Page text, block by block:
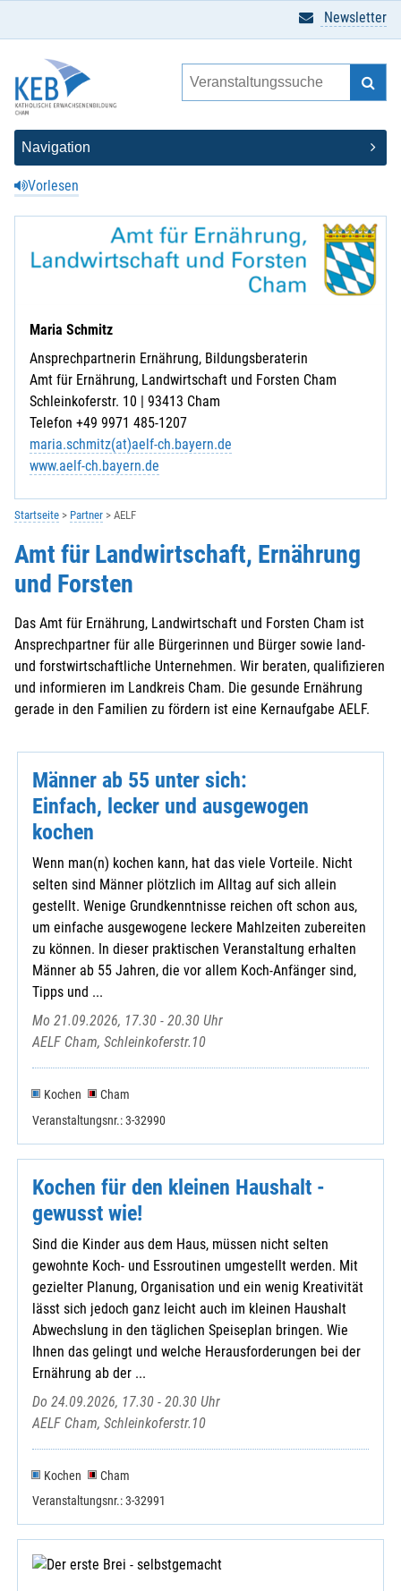
Vorlesen
Newsletter
Maria Schmitz
Ansprechpartnerin Ernährung, Bildungsberaterin
Amt für Ernährung, Landwirtschaft und Forsten Cham
Schleinkoferstr. 10 | 93413 Cham
Telefon +49 9971 485-1207
maria.schmitz(at)aelf-ch.bayern.de
www.aelf-ch.bayern.de
Startseite Partner AELF
Amt für Landwirtschaft, Ernährung
und Forsten
Das Amt für Ernährung, Landwirtschaft und Forsten Cham ist
Ansprechpartner für alle Bürgerinnen und Bürger sowie land-
und forstwirtschaftliche Unternehmen. Wir beraten, qualifizieren
und informieren im Landkreis Cham. Die gesunde Ernährung
gerade in den Familien zu fördern ist eine Kernaufgabe AELF.
Männer ab 55 unter sich:
Einfach, lecker und ausgewogen
kochen
Wenn man(n) kochen kann, hat das viele Vorteile. Nicht
selten sind Männer plötzlich im Alltag auf sich allein
gestellt. Wenige Grundkenntnisse reichen oft schon aus,
um einfache ausgewogene leckere Mahlzeiten zubereiten
zu können. In dieser praktischen Veranstaltung erhalten
Männer ab 55 Jahren, die vor allem Koch-Anfänger sind,
Tipps und ...
Mo 21.09.2026, 17.30 - 20.30 Uhr
AELF Cham, Schleinkoferstr.10
Kochen
Cham
Veranstaltungsnr.: 3-32990
Kochen für den kleinen Haushalt -
gewusst wie!
Sind die Kinder aus dem Haus, müssen nicht selten
gewohnte Koch- und Essroutinen umgestellt werden. Mit
gezielter Planung, Organisation und ein wenig Kreativität
lässt sich jedoch ganz leicht auch im kleinen Haushalt
Abwechslung in den täglichen Speiseplan bringen. Wie
Ihnen das gelingt und welche Herausforderungen bei der
Ernährung ab der ...
Do 24.09.2026, 17.30 - 20.30 Uhr
AELF Cham, Schleinkoferstr.10
Kochen
Cham
Veranstaltungsnr.: 3-32991